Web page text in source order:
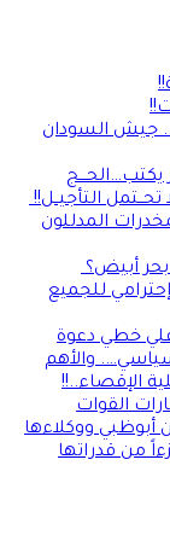
من العهد.. جيش السودان
التأجيــل!!
المدللون
بحر أبيض؟
للجميع
خطي دعوة
والأهم
الإقصاء..!!
القوات
أبوظبي ووكلاءها
من قدراتها